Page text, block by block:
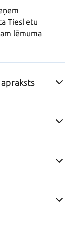
Tieslietu
lēmuma